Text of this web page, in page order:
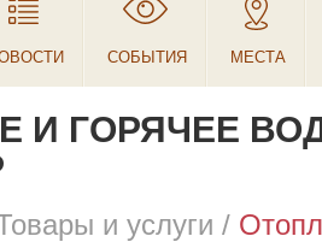
СОБЫТИЯ МЕСТА
И ГОРЯЧЕЕ
и услуги /